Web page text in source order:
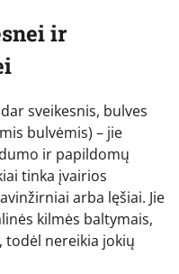
ir
sveikesnis, bulves
bulvėmis) – jie
ir papildomų
tinka įvairios
arba lęšiai. Jie
kilmės baltymais,
nereikia jokių